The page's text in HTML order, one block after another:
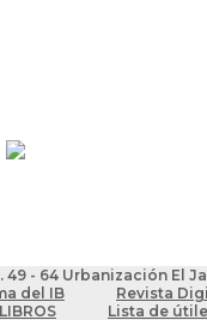
49 - 64 Urbanización El
del IB
Revista
Lista de